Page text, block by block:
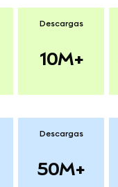
Descargas
10M+
Descargas
50M+